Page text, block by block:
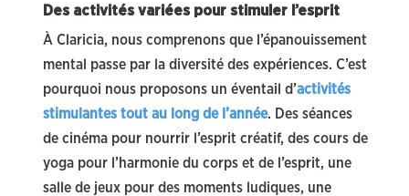
Des activités variées pour stimuler l’esprit
À Claricia, nous comprenons que l’épanouissement
mental passe par la diversité des expériences. C’est
pourquoi nous proposons un éventail d’activités
stimulantes tout au long de l’année. Des séances
de cinéma pour nourrir l’esprit créatif, des cours de
yoga pour l’harmonie du corps et de l’esprit, une
salle de jeux pour des moments ludiques, une